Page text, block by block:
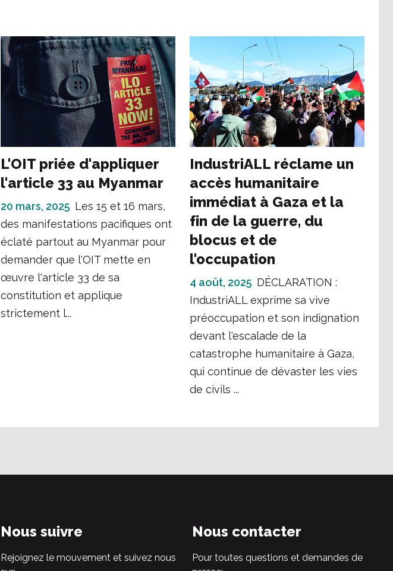
L'OIT priée d'appliquer
l'article 33 au Myanmar
20 mars, 2025 Les 15 et 16 mars,
des manifestations pacifiques ont
éclaté partout au Myanmar pour
demander que l'OIT mette en
œuvre l'article 33 de sa
constitution et applique
strictement l...
IndustriALL réclame un
accès humanitaire
immédiat à Gaza et la
fin de la guerre, du
blocus et de
l'occupation
4 août, 2025 DÉCLARATION :
IndustriALL exprime sa vive
préoccupation et son indignation
devant l'escalade de la
catastrophe humanitaire à Gaza,
qui continue de dévaster les vies
de civils ...
Nous suivre
Rejoignez le mouvement et suivez nous
Nous contacter
Pour toutes questions et demandes de